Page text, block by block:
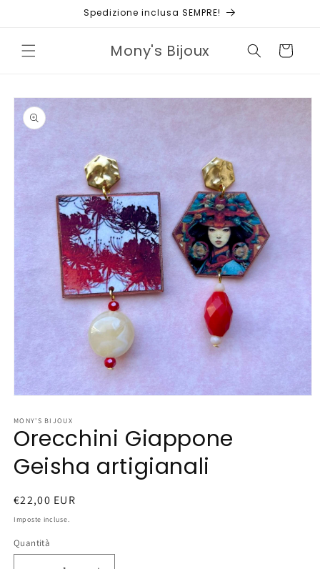
Spedizione inclusa SEMPRE!
Mony's Bijoux Carrello
Passa alle
informazioni
sul prodotto
multimediali
1
in
modale
MONY'S BIJOUX
Orecchini Giappone
Geisha artigianali
Prezzo
di
€22,00 EUR
Imposte incluse.
Quantità